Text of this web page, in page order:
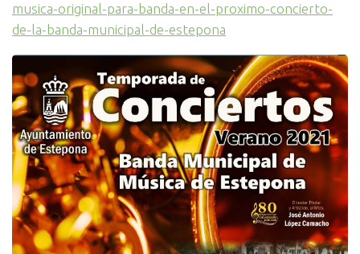
musica-original-para-banda-en-el-proximo-concierto-
de-la-banda-municipal-de-estepona